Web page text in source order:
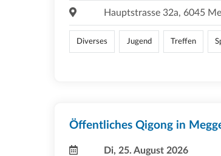
Hauptstrasse 32a, 6045
Diverses Jugend Treffen
Öffentliches Qigong in
Di, 25. August 2026